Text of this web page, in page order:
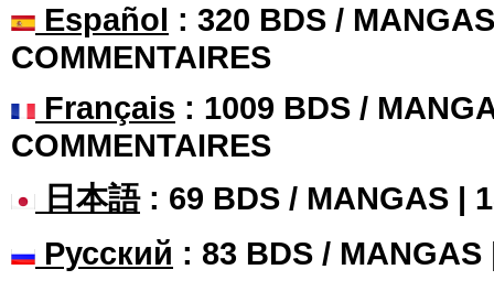
Español : 320 BDS /
COMMENTAIRES
Français : 1009 BDS /
COMMENTAIRES
日本語: 69 BDS / MANGAS |
Русский : 83 BDS / MANGAS